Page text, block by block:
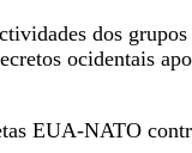
dos
ocidentais
EUA-NATO